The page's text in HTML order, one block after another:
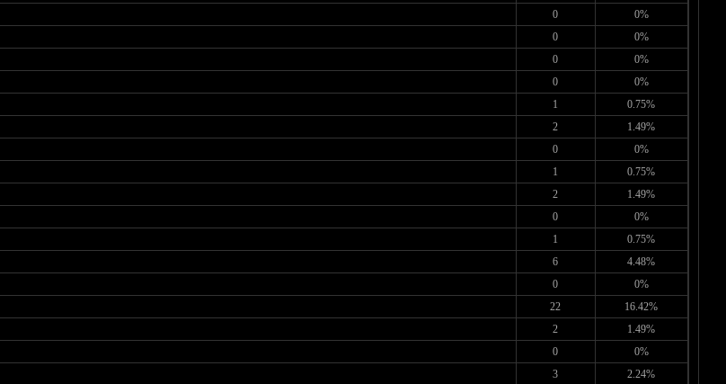
0
0%
0
0%
0
0%
0
0%
1
0.75%
2
1.49%
0
0%
1
0.75%
2
1.49%
0
0%
1
0.75%
6
4.48%
0
0%
22
16.42%
2
1.49%
0
0%
3
2.24%